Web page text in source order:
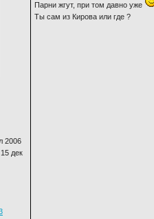
2006
дек
Парни жгут, при том давно уже
Ты сам из Кирова или где ?